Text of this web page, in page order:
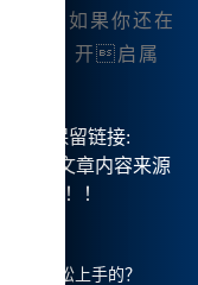
务。如果你还在
究竟，开启属
载请保留链接:
，部分文章内容来源
谢！！！
何轻松上手的？